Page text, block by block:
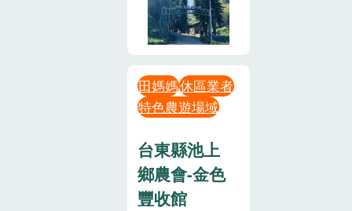
田媽媽休區業者
特色農遊場域
台東縣池上
鄉農會-金色
豐收館